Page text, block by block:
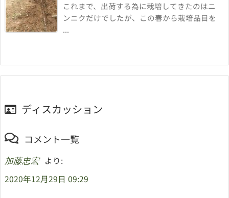
これまで、出荷する為に栽培してきたのはニ
ンニクだけでしたが、この春から栽培品目を
...
ディスカッション
コメント一覧
加藤忠宏
より:
2020年12月29日 09:29